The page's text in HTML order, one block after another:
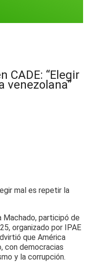
CADE: “Elegir
venezolana”
Machado, participó de
organizado por IPAE
que América
con democracias
y la corrupción.